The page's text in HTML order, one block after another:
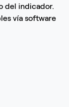
del indicador.
vía software